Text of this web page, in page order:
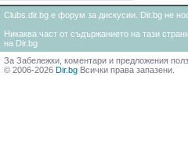
Clubs.dir.bg е форум за дискусии. Dir.bg не
Никаква част от съдържанието на тази
на Dir.bg
За Забележки, коментари и предложения
© 2006-2026 Dir.bg Всички права запазени.